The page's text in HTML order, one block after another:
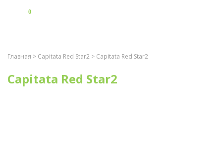
0
Главная > Capitata Red Star2 > Capitata Red Star2
Capitata Red Star2